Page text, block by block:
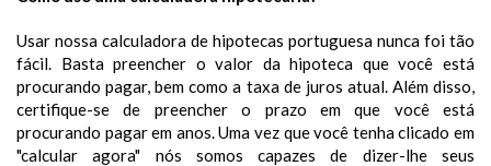
Usar nossa calculadora de hipotecas portuguesa nunca foi tão
fácil. Basta preencher o valor da hipoteca que você está
procurando pagar, bem como a taxa de juros atual. Além disso,
certifique-se de preencher o prazo em que você está
procurando pagar em anos. Uma vez que você tenha clicado em
"calcular agora" nós somos capazes de dizer-lhe seus